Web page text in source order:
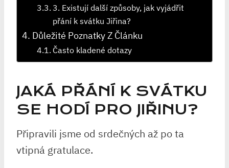
3. Existují další způsoby, jak vyjádřit
přání k svátku Jiřina?
Důležité Poznatky Z Článku
Často kladené dotazy
JAKÁ PŘÁNÍ K SVÁTKU
SE HODÍ PRO JIŘINU?
Připravili jsme od srdečných až po ta
vtipná gratulace.